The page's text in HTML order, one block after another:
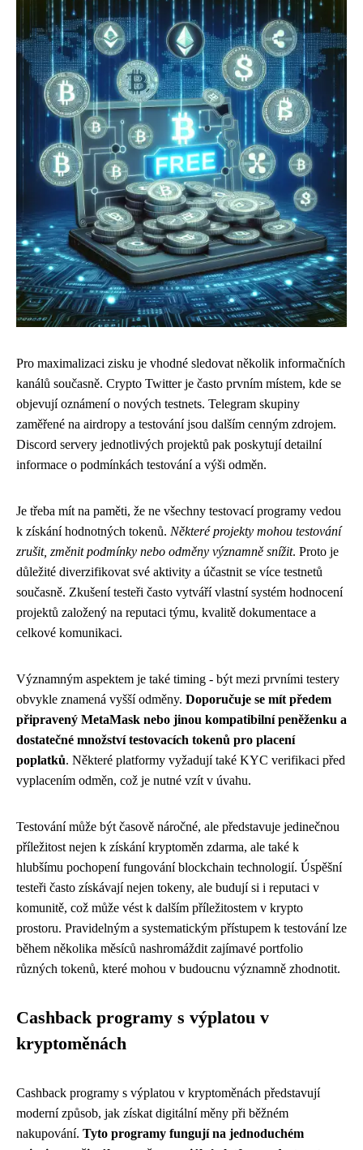
Pro maximalizaci zisku je vhodné sledovat několik informačních
kanálů současně. Crypto Twitter je často prvním místem, kde se
objevují oznámení o nových testnets. Telegram skupiny
zaměřené na airdropy a testování jsou dalším cenným zdrojem.
Discord servery jednotlivých projektů pak poskytují detailní
informace o podmínkách testování a výši odměn.
Je třeba mít na paměti, že ne všechny testovací programy vedou
k získání hodnotných tokenů. Některé projekty mohou testování
zrušit, změnit podmínky nebo odměny významně snížit. Proto je
důležité diverzifikovat své aktivity a účastnit se více testnetů
současně. Zkušení testeři často vytváří vlastní systém hodnocení
projektů založený na reputaci týmu, kvalitě dokumentace a
celkové komunikaci.
Významným aspektem je také timing - být mezi prvními testery
obvykle znamená vyšší odměny. Doporučuje se mít předem
připravený MetaMask nebo jinou kompatibilní peněženku a
dostatečné množství testovacích tokenů pro placení
poplatků. Některé platformy vyžadují také KYC verifikaci před
vyplacením odměn, což je nutné vzít v úvahu.
Testování může být časově náročné, ale představuje jedinečnou
příležitost nejen k získání kryptoměn zdarma, ale také k
hlubšímu pochopení fungování blockchain technologií. Úspěšní
testeři často získávají nejen tokeny, ale budují si i reputaci v
komunitě, což může vést k dalším příležitostem v krypto
prostoru. Pravidelným a systematickým přístupem k testování lze
během několika měsíců nashromáždit zajímavé portfolio
různých tokenů, které mohou v budoucnu významně zhodnotit.
Cashback programy s výplatou v
kryptoměnách
Cashback programy s výplatou v kryptoměnách představují
moderní způsob, jak získat digitální měny při běžném
nakupování. Tyto programy fungují na jednoduchém